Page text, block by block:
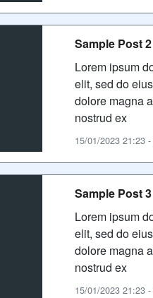
Sample Post 2
Lorem ipsum
elit, sed do
dolore magna
nostrud ex
15/01/2023 21:23
Sample Post 3
Lorem ipsum
elit, sed do
dolore magna
nostrud ex
15/01/2023 21:23